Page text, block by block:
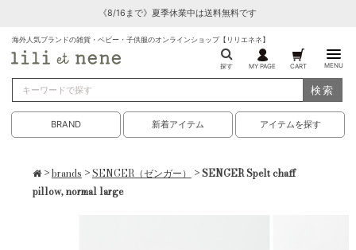
《8/16まで》夏季休業中は送料無料です
海外人気ブランドの雑貨・ベビー・子供服のオンラインショップ【リリエネネ】
探す MY PAGE CART MENU
検索
BRAND 新着アイテム アイテムを探す
>brands >SENGER（ゼンガー） > SENGER Spelt chaff
pillow, normal large